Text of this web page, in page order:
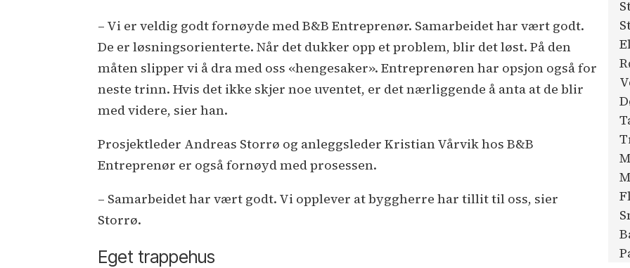
– Vi er veldig godt fornøyde med B&B Entreprenør. Samarbeidet har vært godt.
De er løsningsorienterte. Når det dukker opp et problem, blir det løst. På den
måten slipper vi å dra med oss «hengesaker». Entreprenøren har opsjon også for
neste trinn. Hvis det ikke skjer noe uventet, er det nærliggende å anta at de blir
med videre, sier han.
Prosjektleder Andreas Storrø og anleggsleder Kristian Vårvik hos B&B
Entreprenør er også fornøyd med prosessen.
– Samarbeidet har vært godt. Vi opplever at byggherre har tillit til oss, sier
Storrø.
Eget trappehus